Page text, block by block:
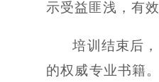
示受益匪浅，有
培训结束后
的权威专业书籍